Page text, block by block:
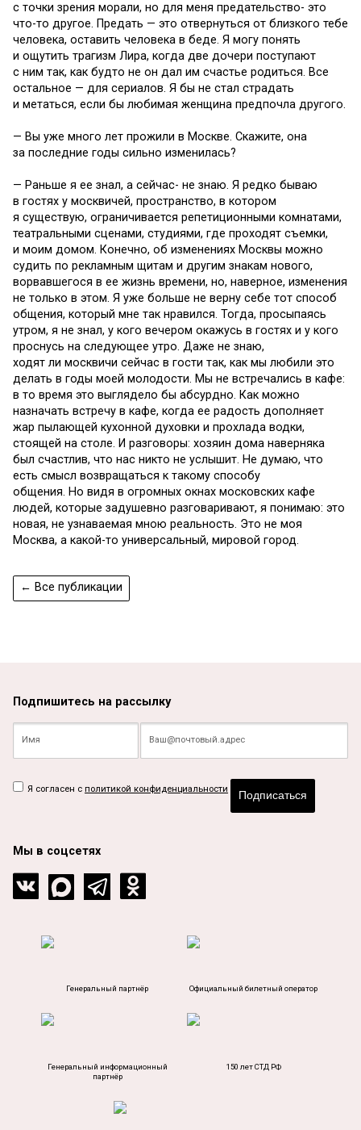
с точки зрения морали, но для меня предательство- это
что-то другое. Предать — это отвернуться от близкого тебе
человека, оставить человека в беде. Я могу понять
и ощутить трагизм Лира, когда две дочери поступают
с ним так, как будто не он дал им счастье родиться. Все
остальное — для сериалов. Я бы не стал страдать
и метаться, если бы любимая женщина предпочла другого.
— Вы уже много лет прожили в Москве. Скажите, она
за последние годы сильно изменилась?
— Раньше я ее знал, а сейчас- не знаю. Я редко бываю
в гостях у москвичей, пространство, в котором
я существую, ограничивается репетиционными комнатами,
театральными сценами, студиями, где проходят съемки,
и моим домом. Конечно, об изменениях Москвы можно
судить по рекламным щитам и другим знакам нового,
ворвавшегося в ее жизнь времени, но, наверное, изменения
не только в этом. Я уже больше не верну себе тот способ
общения, который мне так нравился. Тогда, просыпаясь
утром, я не знал, у кого вечером окажусь в гостях и у кого
проснусь на следующее утро. Даже не знаю,
ходят ли москвичи сейчас в гости так, как мы любили это
делать в годы моей молодости. Мы не встречались в кафе:
в то время это выглядело бы абсурдно. Как можно
назначать встречу в кафе, когда ее радость дополняет
жар пылающей кухонной духовки и прохлада водки,
стоящей на столе. И разговоры: хозяин дома наверняка
был счастлив, что нас никто не услышит. Не думаю, что
есть смысл возвращаться к такому способу
общения. Но видя в огромных окнах московских кафе
людей, которые задушевно разговаривают, я понимаю: это
новая, не узнаваемая мною реальность. Это не моя
Москва, а какой-то универсальный, мировой город.
← Все публикации
Подпишитесь на рассылку
Я согласен с политикой конфиденциальности
Подписаться
Мы в соцсетях
Генеральный партнёр Официальный билетный оператор
Генеральный информационный
партнёр
150 лет СТД РФ